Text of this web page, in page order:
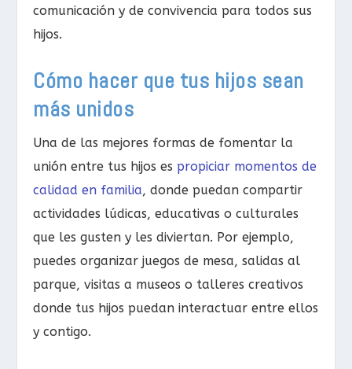
comunicación y de convivencia para todos sus
hijos.
Cómo hacer que tus hijos sean
más unidos
Una de las mejores formas de fomentar la
unión entre tus hijos es propiciar momentos de
calidad en familia, donde puedan compartir
actividades lúdicas, educativas o culturales
que les gusten y les diviertan. Por ejemplo,
puedes organizar juegos de mesa, salidas al
parque, visitas a museos o talleres creativos
donde tus hijos puedan interactuar entre ellos
y contigo.